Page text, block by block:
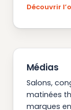
Découvrir
Médias
Salons,
matinées
marques